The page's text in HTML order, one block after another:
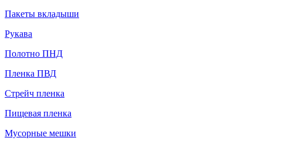
Пакеты вкладыши
Рукава
Полотно ПНД
Пленка ПВД
Стрейч пленка
Пищевая пленка
Мусорные мешки